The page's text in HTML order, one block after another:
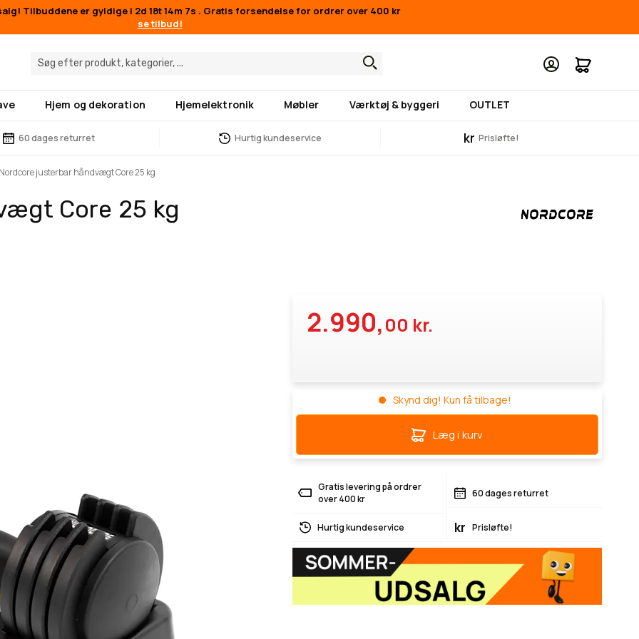
Tilbuddene er gyldige i 2d 18t 14m 7s . Gratis forsendelse for ordrer over 400 kr
se tilbud!
Min
Hjem og dekoration Hjemelektronik Møbler Værktøj & byggeri OUTLET
60 dages returret Hurtig kundeservice kr Prisløfte!
Nordcore justerbar håndvægt Core 25 kg
Core 25 kg
2.990,00 kr.
Skynd dig! Kun få tilbage!
Læg i kurv
Gratis levering på ordrer
over 400 kr
60 dages returret
Hurtig kundeservice kr Prisløfte!